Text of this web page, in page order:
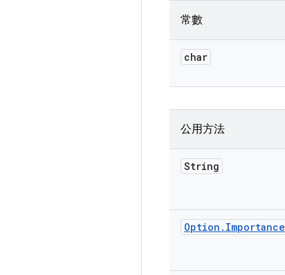
常數
char
公用方法
String
Option . Importance